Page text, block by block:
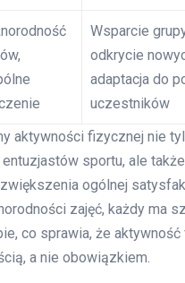
Wsparcie
odkrycie
adaptacja do
uczestników
aktywności fizycznej nie
sportu, ale także
ogólnej
zajęć, każdy ma
co sprawia, że
a nie obowiązkiem.